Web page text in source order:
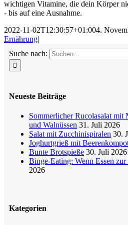
wichtigen Vitamine, die dein Körper
- bis auf eine Ausnahme.
2022-11-02T12:30:57+01:004.
Ernährung|
Suche nach:
Neueste Beiträge
Sommerlicher Rucolasalat mit
und Walnüssen 31. Juli 2026
Salat mit Zucchinispiralen 30.
Joghurtgrieß mit
Bunte Brotspieße 30. Juli 2026
Binge-Eating: Wenn Essen
2026
Kategorien